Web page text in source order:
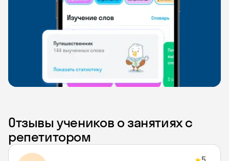
Отзывы учеников о занятиях с
репетитором